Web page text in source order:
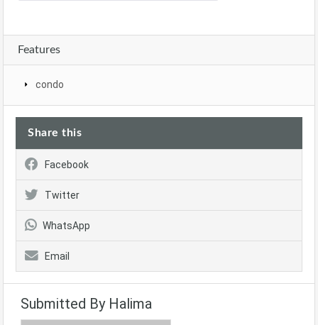
Features
condo
Share this
Facebook
Twitter
WhatsApp
Email
Submitted By Halima